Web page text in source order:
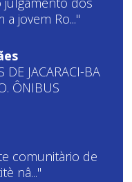
jovem Ro..."
DE JACARACI-BA
ÔNIBUS
comunitàrio de
nâ..."